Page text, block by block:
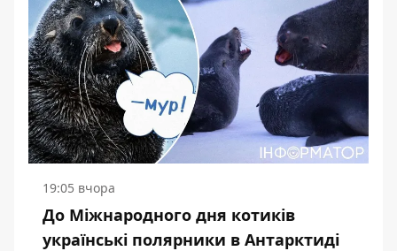
19:05 вчора
До Міжнародного дня котиків
українські полярники в Антарктиді